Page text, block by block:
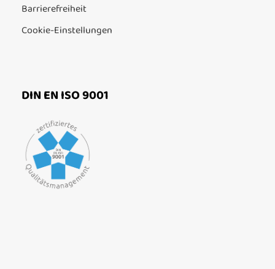
Barrierefreiheit
Cookie-Einstellungen
DIN EN ISO 9001